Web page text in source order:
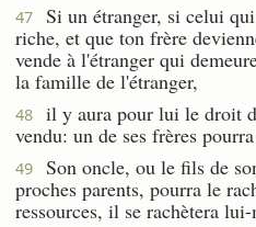
47
Si un étranger, si celui
riche, et que ton frère
vende à l'étranger qui
la famille de l'étranger,
48
il y aura pour lui le droit
vendu: un de ses frères
49
Son oncle, ou le fils de
proches parents, pourra le
ressources, il se rachètera lui-